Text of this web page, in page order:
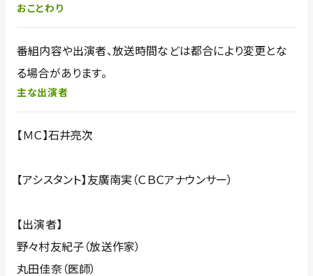
おことわり
番組内容や出演者、放送時間などは都合により変更とな
る場合があります。
主な出演者
【ＭＣ】石井亮次
【アシスタント】友廣南実（ＣＢＣアナウンサー）
【出演者】
野々村友紀子（放送作家）
丸田佳奈（医師）